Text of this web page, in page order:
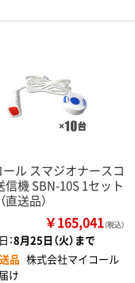
ル スマジオナースコ
信機 SBN-10S 1セット
直送品）
￥165,041（税込）
：8月25日（火）まで
品 株式会社マイコール
け